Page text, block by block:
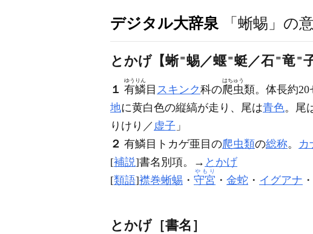
デジタル大辞泉 「蜥蜴」の
とかげ【蜥＝蜴／蝘＝蜓／石 ＝竜 ＝
１ 有鱗
ゆうりん
目 スキンク科の爬虫
はちゅう
類。体長約
地に黄白色の縦縞が走り、尾は青色。尾
りけり／ 虚子 」
２ 有鱗目トカゲ亜目の爬虫類の総称。 カ
[補説]書名別項。→ とかげ
[類語]襟巻蜥蜴 ・ 守宮
やもり
・ 金蛇 ・ イグアナ ・
とかげ［書名］